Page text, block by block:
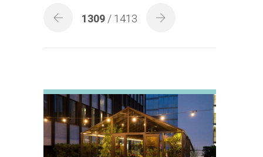
1309 / 1413